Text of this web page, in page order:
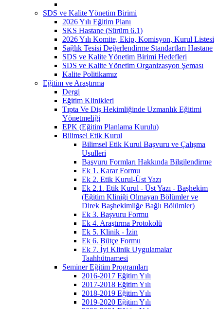
SDS ve Kalite Yönetim Birimi
2026 Yılı Eğitim Planı
SKS Hastane (Sürüm 6.1)
2026 Yılı Komite, Ekip, Komisyon, Kurul Listesi
Sağlık Tesisi Değerlendirme Standartları Hastane
SDS ve Kalite Yönetim Birimi Hedefleri
SDS ve Kalite Yönetim Organizasyon Şeması
Kalite Politikamız
Eğitim ve Araştırma
Dergi
Eğitim Klinikleri
Tıpta Ve Diş Hekimliğinde Uzmanlık Eğitimi
Yönetmeliği
EPK (Eğitim Planlama Kurulu)
Bilimsel Etik Kurul
Bilimsel Etik Kurul Başvuru ve Çalışma
Usulleri
Başvuru Formları Hakkında Bilgilendirme
Ek 1. Karar Formu
Ek 2. Etik Kurul-Üst Yazı
Ek 2.1. Etik Kurul - Üst Yazı - Başhekim
(Eğitim Kliniği Olmayan Bölümler ve
Direk Başhekimliğe Bağlı Bölümler)
Ek 3. Başvuru Formu
Ek 4. Araştırma Protokolü
Ek 5. Klinik - İzin
Ek 6. Bütçe Formu
Ek 7. İyi Klinik Uygulamalar
Taahhütnamesi
Seminer Eğitim Programları
2016-2017 Eğitim Yılı
2017-2018 Eğitim Yılı
2018-2019 Eğitim Yılı
2019-2020 Eğitim Yılı